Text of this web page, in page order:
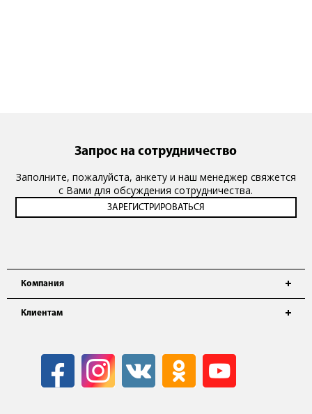
Компания
Клиентам
Запрос на сотрудничество
Заполните, пожалуйста, анкету и наш менеджер свяжется
с Вами для обсуждения сотрудничества.